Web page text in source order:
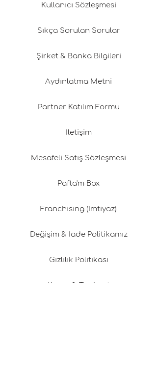
Kullanıcı Sözleşmesi
Sıkça Sorulan Sorular
Şirket & Banka Bilgileri
Aydınlatma Metni
Partner Katılım Formu
İletişim
Mesafeli Satış Sözleşmesi
Pafta'm Box
Franchising (İmtiyaz)
Değişim & İade Politikamız
Gizlilik Politikası
Kargo & Teslimat